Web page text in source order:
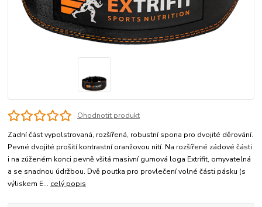
Ohodnotit produkt
Zadní část vypolstrovaná, rozšířená, robustní spona pro dvojité děrování.
Pevné dvojité prošití kontrastní oranžovou nití. Na rozšířené zádové části
i na zúženém konci pevně všitá masivní gumová loga Extrifit, omyvatelná
a se snadnou údržbou. Dvě poutka pro provlečení volné části pásku (s
výliskem E... celý popis